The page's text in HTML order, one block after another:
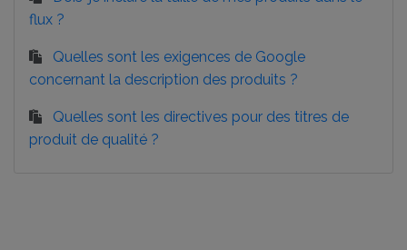
flux ?
Quelles sont les exigences de Google
concernant la description des produits ?
Quelles sont les directives pour des titres de
produit de qualité ?